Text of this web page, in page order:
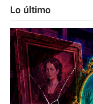
Lo último